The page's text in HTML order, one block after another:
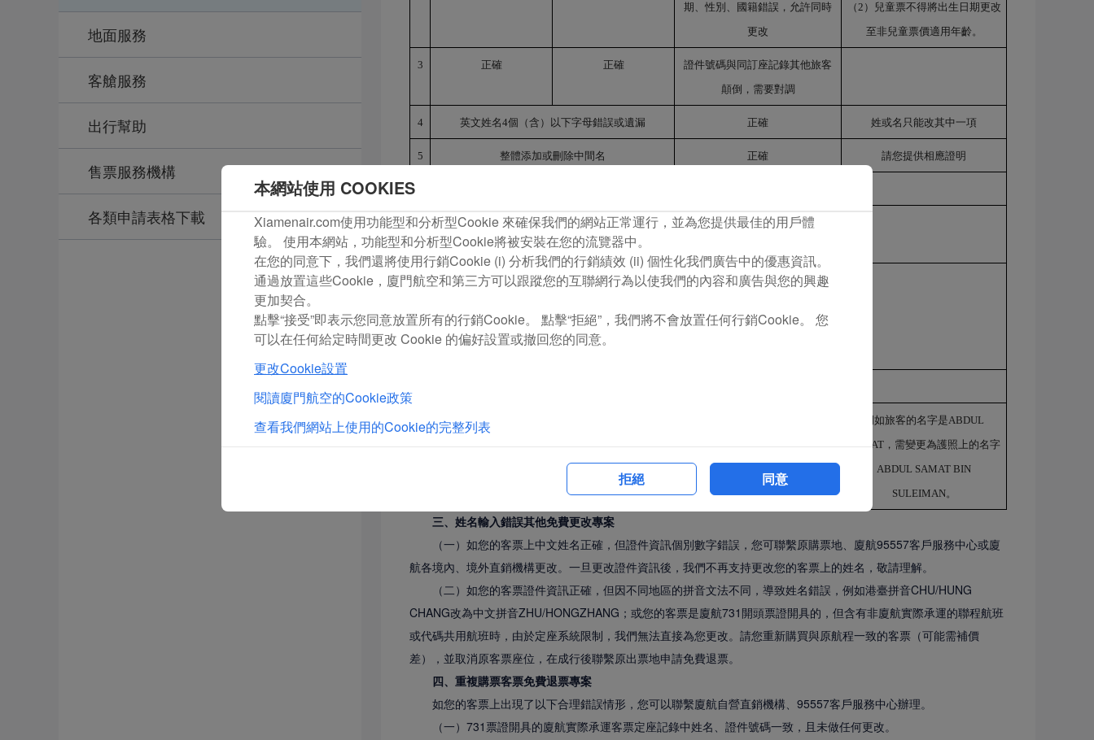
地面服務
客艙服務
出行幫助
售票服務機構
各類申請表格下載
期、性別、國籍錯誤，允許同時
更改
（2）
兒童票不得將出生日期更改
至非兒童票價適用年齡。
3 正確 正確
證件號碼與同訂座記錄其他旅客
顛倒，需要對調
4 英文姓名4個（含）以下字母錯誤或遺漏 正確 姓或名只能改其中一項
5 整體添加或刪除中間名 正確 請您提供相應證明
7
英文名字正確，原姓氏和夫姓之間互相變更，或增
加夫姓
正確
8
旅客姓名只有一個單詞但輸入兩次，如
San/Zhang San、Zhang Zhang/San San、
正確
10
持馬來西亞護照的旅客，名字正確，但需要添加
例如旅客的名字是ABDUL
SAMAT，需變更為護照上的名字
ABDUL SAMAT BIN
SULEIMAN。
三、姓名輸入錯誤其他免費更改專案
（一）如您的客票上中文姓名正確，但證件資訊個別數字錯誤，您可聯繫原購票地、廈航95557客戶服務中心或廈
航各境內、境外直銷機構更改。一旦更改證件資訊後，我們不再支持更改您的客票上的姓名，敬請理解。
（二）如您的客票證件資訊正確，但因不同地區的拼音文法不同，導致姓名錯誤，例如港臺拼音CHU/HUNG
CHANG改為中文拼音ZHU/HONGZHANG；或您的客票是廈航731開頭票證開具的，但含有非廈航實際承運的聯程航班
或代碼共用航班時，由於定座系統限制，我們無法直接為您更改。請您重新購買與原航程一致的客票（可能需補價
差），並取消原客票座位，在成行後聯繫原出票地申請免費退票。
四、重複購票客票免費退票專案
如您的客票上出現了以下合理錯誤情形，您可以聯繫廈航自營直銷機構、95557客戶服務中心辦理。
（一）731票證開具的廈航實際承運客票定座記錄中姓名、證件號碼一致，且未做任何更改。
本網站使用 COOKIES
Xiamenair.com使用功能型和分析型Cookie 來確保我們的網站正常運行，並為您提供最佳的用戶體
驗。 使用本網站，功能型和分析型Cookie將被安裝在您的流覽器中。
在您的同意下，我們還將使用行銷Cookie (i) 分析我們的行銷績效 (ii) 個性化我們廣告中的優惠資訊。
通過放置這些Cookie，廈門航空和第三方可以跟蹤您的互聯網行為以使我們的內容和廣告與您的興趣
更加契合。
點擊“接受”即表示您同意放置所有的行銷Cookie。 點擊“拒絕”，我們將不會放置任何行銷Cookie。 您
可以在任何給定時間更改 Cookie 的偏好設置或撤回您的同意。
更改Cookie設置
閱讀廈門航空的Cookie政策
查看我們網站上使用的Cookie的完整列表
拒絕 同意